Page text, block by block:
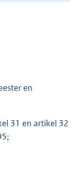
en
31 en artikel 32